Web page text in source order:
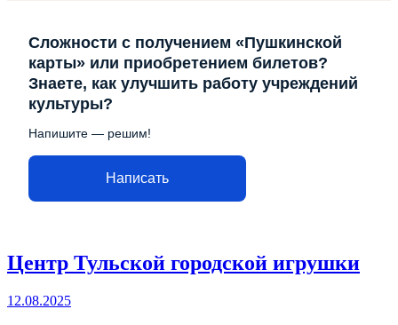
Сложности с получением «Пушкинской
карты» или приобретением билетов?
Знаете, как улучшить работу учреждений
культуры?
Напишите — решим!
Написать
Центр Тульской городской игрушки
12.08.2025